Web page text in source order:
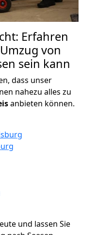
Erfahren
von
sein kann
dass unser
nahezu alles zu
anbieten können.
und lassen Sie